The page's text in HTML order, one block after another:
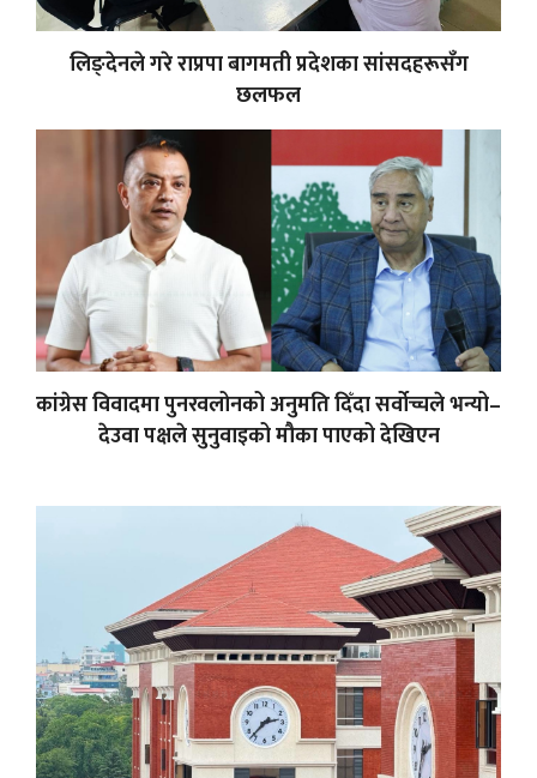
लिङ्देनले गरे राप्रपा बागमती प्रदेशका सांसदहरूसँग
छलफल
कांग्रेस विवादमा पुनरवलोनको अनुमति दिँदा सर्वोच्चले भन्यो–
देउवा पक्षले सुनुवाइको मौका पाएको देखिएन